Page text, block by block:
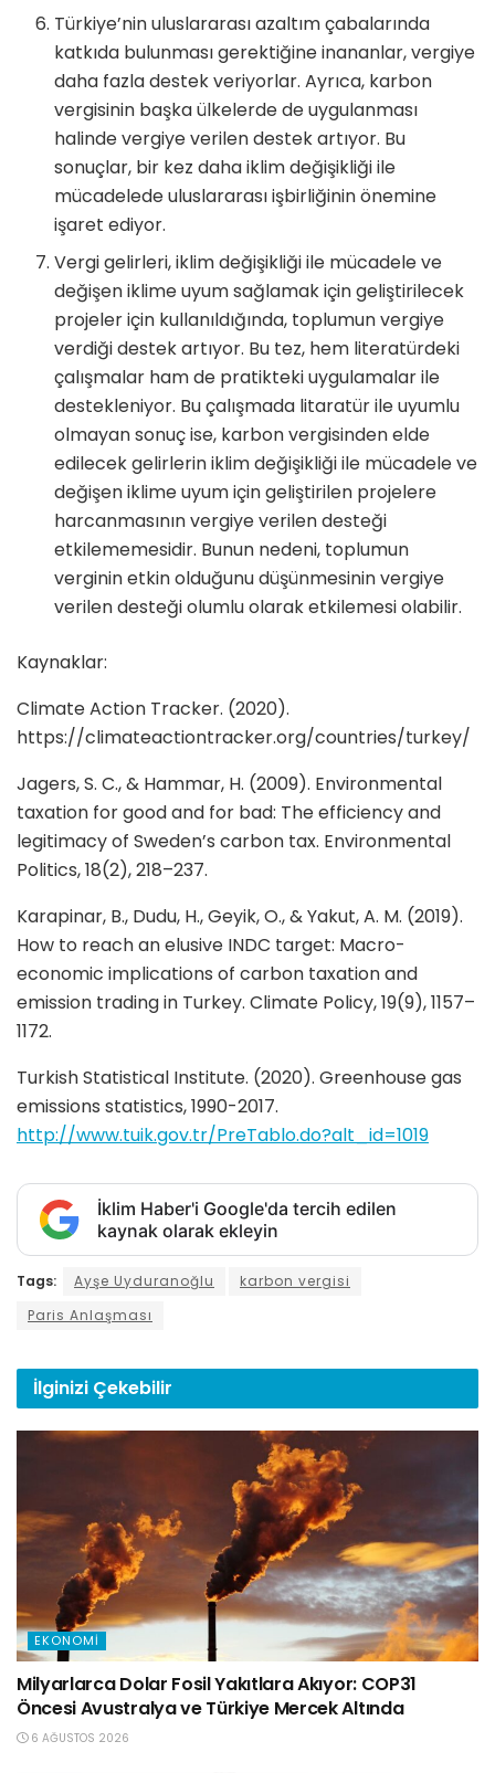
Türkiye’nin uluslararası azaltım çabalarında
katkıda bulunması gerektiğine inananlar, vergiye
daha fazla destek veriyorlar. Ayrıca, karbon
vergisinin başka ülkelerde de uygulanması
halinde vergiye verilen destek artıyor. Bu
sonuçlar, bir kez daha iklim değişikliği ile
mücadelede uluslararası işbirliğinin önemine
işaret ediyor.
Vergi gelirleri, iklim değişikliği ile mücadele ve
değişen iklime uyum sağlamak için geliştirilecek
projeler için kullanıldığında, toplumun vergiye
verdiği destek artıyor. Bu tez, hem literatürdeki
çalışmalar ham de pratikteki uygulamalar ile
destekleniyor. Bu çalışmada litaratür ile uyumlu
olmayan sonuç ise, karbon vergisinden elde
edilecek gelirlerin iklim değişikliği ile mücadele ve
değişen iklime uyum için geliştirilen projelere
harcanmasının vergiye verilen desteği
etkilememesidir. Bunun nedeni, toplumun
verginin etkin olduğunu düşünmesinin vergiye
verilen desteği olumlu olarak etkilemesi olabilir.
Kaynaklar:
Climate Action Tracker. (2020).
https://climateactiontracker.org/countries/turkey/
Jagers, S. C., & Hammar, H. (2009). Environmental
taxation for good and for bad: The efficiency and
legitimacy of Sweden’s carbon tax. Environmental
Politics, 18(2), 218–237.
Karapinar, B., Dudu, H., Geyik, O., & Yakut, A. M. (2019).
How to reach an elusive INDC target: Macro-
economic implications of carbon taxation and
emission trading in Turkey. Climate Policy, 19(9), 1157–
1172.
Turkish Statistical Institute. (2020). Greenhouse gas
emissions statistics, 1990-2017.
http://www.tuik.gov.tr/PreTablo.do?alt_id=1019
İklim Haber'i Google'da tercih edilen
kaynak olarak ekleyin
Tags: Ayşe Uyduranoğlu
karbon vergisi
Paris Anlaşması
İlginizi Çekebilir
EKONOMI
Milyarlarca Dolar Fosil Yakıtlara Akıyor: COP31
Öncesi Avustralya ve Türkiye Mercek Altında
6 AĞUSTOS 2026